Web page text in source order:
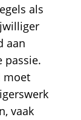
als
aan
passie.
moet
vaak